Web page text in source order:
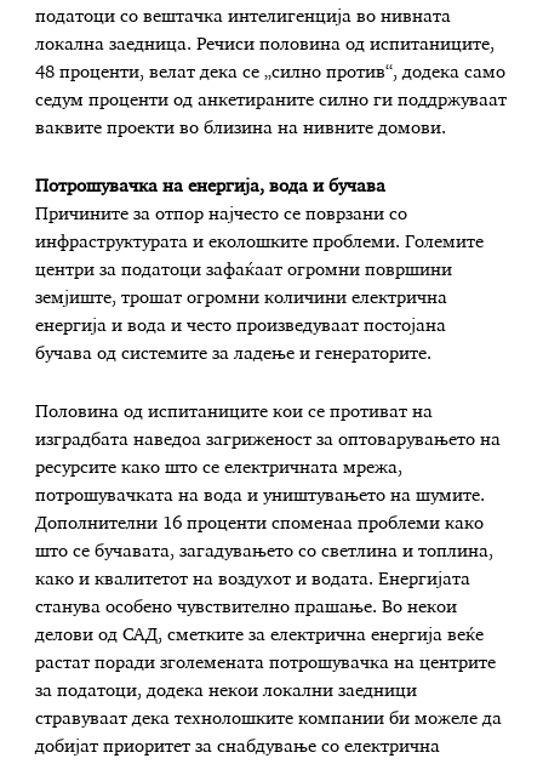
податоци со вештачка интелигенција во нивната
локална заедница. Речиси половина од испитаниците,
48 проценти, велат дека се „силно против“, додека само
седум проценти од анкетираните силно ги поддржуваат
ваквите проекти во близина на нивните домови.
Потрошувачка на енергија, вода и бучава
Причините за отпор најчесто се поврзани со
инфраструктурата и еколошките проблеми. Големите
центри за податоци зафаќаат огромни површини
земјиште, трошат огромни количини електрична
енергија и вода и често произведуваат постојана
бучава од системите за ладење и генераторите.
Половина од испитаниците кои се противат на
изградбата наведоа загриженост за оптоварувањето на
ресурсите како што се електричната мрежа,
потрошувачката на вода и уништувањето на шумите.
Дополнителни 16 проценти споменаа проблеми како
што се бучавата, загадувањето со светлина и топлина,
како и квалитетот на воздухот и водата. Енергијата
станува особено чувствително прашање. Во некои
делови од САД, сметките за електрична енергија веќе
растат поради зголемената потрошувачка на центрите
за податоци, додека некои локални заедници
стравуваат дека технолошките компании би можеле да
добијат приоритет за снабдување со електрична